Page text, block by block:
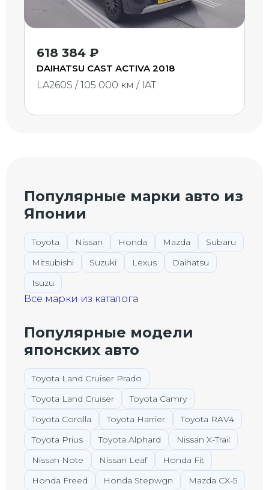
618 384 ₽
DAIHATSU CAST ACTIVA 2018
LA260S / 105 000 км / IAT
Популярные марки авто из
Японии
Toyota Nissan Honda Mazda
Subaru
Mitsubishi
Suzuki Lexus
Daihatsu
Isuzu
Все марки из каталога
Популярные модели
японских авто
Toyota Land Cruiser Prado
Toyota Land Cruiser
Toyota Camry
Toyota Corolla
Toyota Harrier
Toyota RAV4
Toyota Prius
Toyota Alphard
Nissan X-Trail
Nissan Note
Nissan Leaf
Honda Fit
Honda Freed
Honda Stepwgn
Mazda CX-5